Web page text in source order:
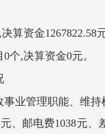
算资金1267822.58元
个,决算资金0元。
业管理职能、维
、邮电费1038元